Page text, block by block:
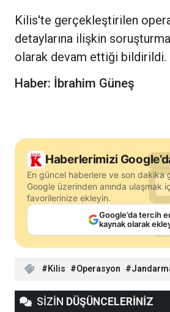
Kilis'te gerçekleştirilen
detaylarına ilişkin
olarak devam ettiği bildirildi.
Haber: İbrahim Güneş
Haberlerimizi
En güncel haberlere ve son dakika
Google üzerinden anında ulaşmak
favorilerinize ekleyin.
Google’da tercih
kaynak olarak
Kilis Operasyon
SİZİN DÜŞÜNCELERİNİZ